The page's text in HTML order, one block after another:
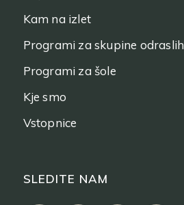
Kam na izlet
Programi za skupine odraslih
Programi za šole
Kje smo
Vstopnice
SLEDITE NAM